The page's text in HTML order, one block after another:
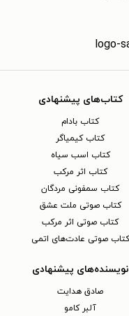
کتاب‌های پیشنهادی
کتاب بادام
کتاب کیمیاگر
کتاب اسب سیاه
کتاب اثر مرکب
کتاب سمفونی مردگان
کتاب صوتی ملت عشق
کتاب صوتی اثر مرکب
کتاب صوتی عادت‌های اتمی
نویسنده‌های پیشنهادی
صادق هدایت
آلبر کامو